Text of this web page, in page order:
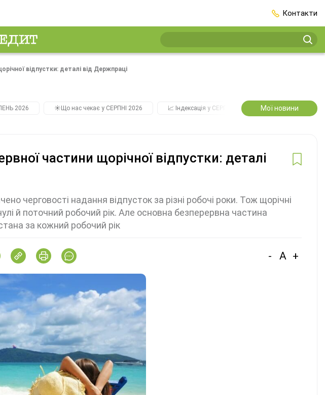
Контакти
відпустки: деталі від Держпраці
2026 ☀️Що нас чекає у СЕРПНІ 2026 📈 Індексація у СЕРПНІ 2️⃣0️⃣2️⃣7️⃣ Усі ключові
Мої новини
частини щорічної відпустки: деталі
черговості надання відпусток за різні робочі роки. Тож щорічні
й поточний робочий рік. Але основна безперервна частина
за кожний робочий рік
- A +